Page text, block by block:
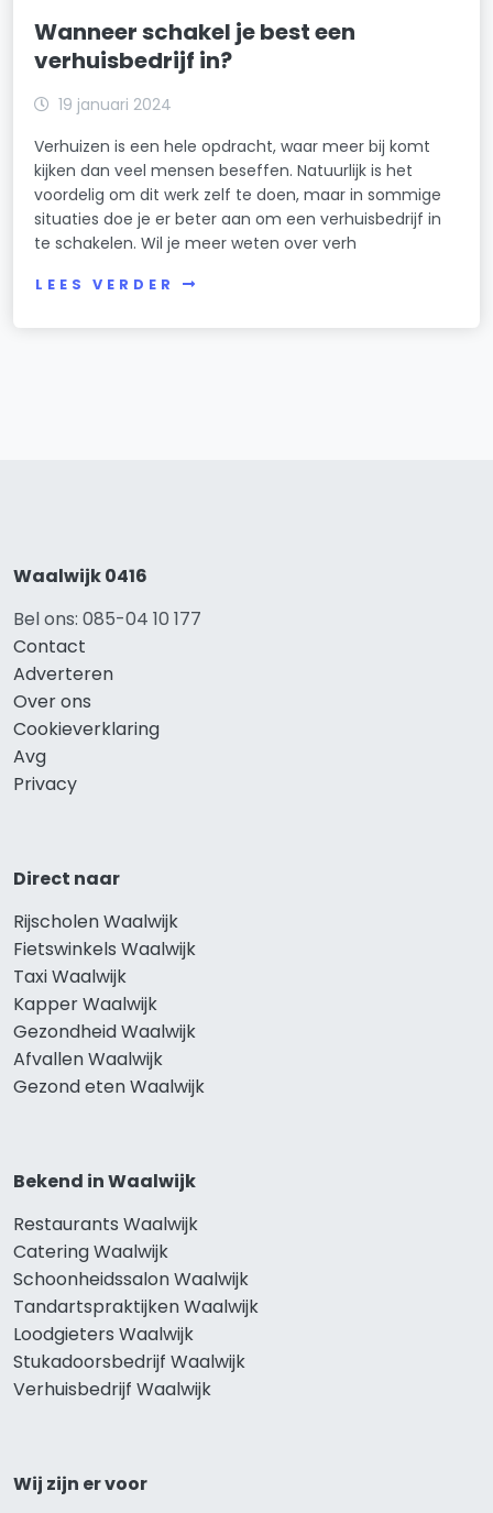
Wanneer schakel je best een
verhuisbedrijf in?
19 januari 2024
Verhuizen is een hele opdracht, waar meer bij komt
kijken dan veel mensen beseffen. Natuurlijk is het
voordelig om dit werk zelf te doen, maar in sommige
situaties doe je er beter aan om een verhuisbedrijf in
te schakelen. Wil je meer weten over verh
LEES VERDER
Waalwijk 0416
Bel ons: 085-04 10 177
Contact
Adverteren
Over ons
Cookieverklaring
Avg
Privacy
Direct naar
Rijscholen Waalwijk
Fietswinkels Waalwijk
Taxi Waalwijk
Kapper Waalwijk
Gezondheid Waalwijk
Afvallen Waalwijk
Gezond eten Waalwijk
Bekend in Waalwijk
Restaurants Waalwijk
Catering Waalwijk
Schoonheidssalon Waalwijk
Tandartspraktijken Waalwijk
Loodgieters Waalwijk
Stukadoorsbedrijf Waalwijk
Verhuisbedrijf Waalwijk
Wij zijn er voor